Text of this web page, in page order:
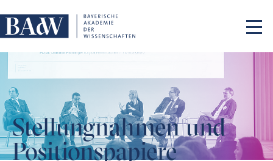
Stellungnahmen und
Positionspapiere